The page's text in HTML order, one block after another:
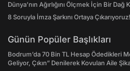
Dünya’nın Ağırlığını Ölçmek İçin Bir Dağ
8 Soruyla İmza Şarkını Ortaya Çıkarıyoruz!
Günün Popüler Başlıkları
Bodrum’da 70 Bin TL Hesap Ödedikleri
Geliyor, Çıkın” Denilerek Kovulan Aile